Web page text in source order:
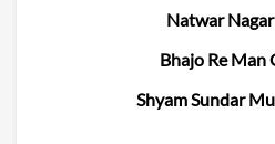
Natwar
Bhajo Re Man
Shyam Sundar